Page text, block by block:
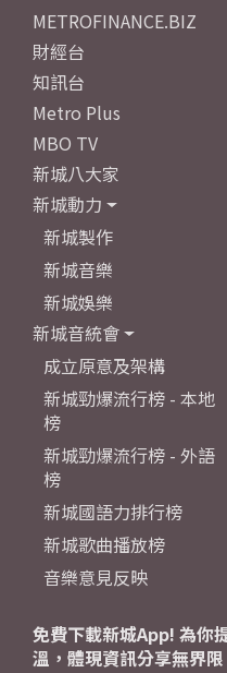
METROFINANCE.BIZ
財經台
知訊台
Metro Plus
MBO TV
新城八大家
新城動力
新城製作
新城音樂
新城娛樂
新城音統會
成立原意及架構
新城勁爆流行榜 - 本地
榜
新城勁爆流行榜 - 外語
榜
新城國語力排行榜
新城歌曲播放榜
音樂意見反映
免費下載新城App! 為你
溫，體現資訊分享無界限